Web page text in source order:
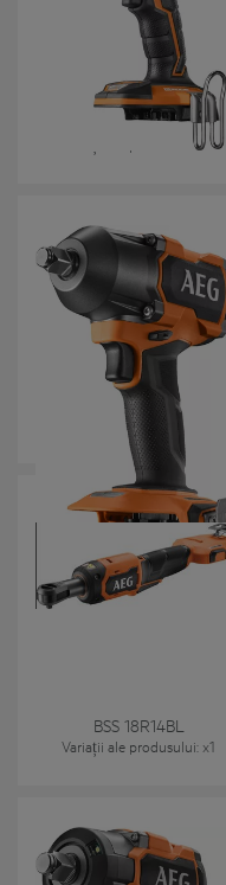
Cheie de impact cu cuplu
înalt 18V, cu motor fără
perii, 6 moduri de lucru
BSS 18HTF12B6
Variații ale produsului: x1
BSS 18MTF12BL
Variații ale produsului
BSS 18R14BL
Variații ale produsului: x1